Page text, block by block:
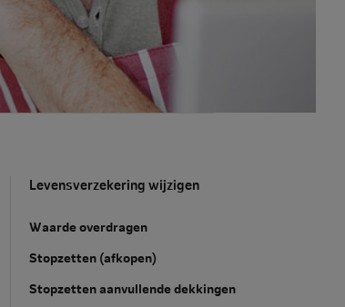
Levensverzekering wijzigen
Waarde overdragen
Stopzetten (afkopen)
Stopzetten aanvullende dekkingen